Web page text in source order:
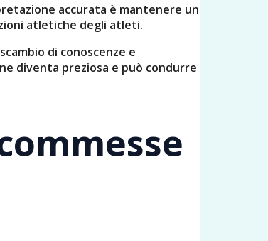
accurata è mantenere un
atletiche degli atleti.
di conoscenze e
diventa preziosa e può condurre